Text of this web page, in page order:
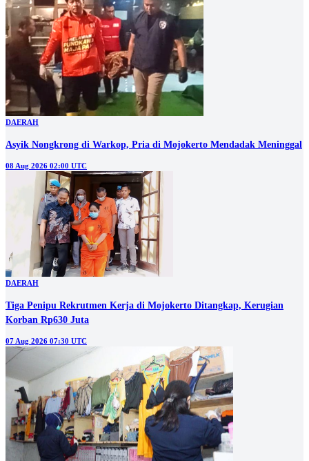
DAERAH
Asyik Nongkrong di Warkop, Pria di Mojokerto Mendadak Meninggal
08 Aug 2026 02:00 UTC
DAERAH
Tiga Penipu Rekrutmen Kerja di Mojokerto Ditangkap, Kerugian
Korban Rp630 Juta
07 Aug 2026 07:30 UTC